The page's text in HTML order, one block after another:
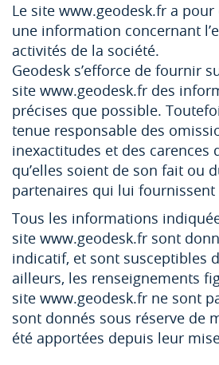
Le site www.geodesk.fr a
une information concernant
activités de la société.
Geodesk s’efforce de fournir
site www.geodesk.fr des
précises que possible.
tenue responsable des
inexactitudes et des carences
qu’elles soient de son fait ou
partenaires qui lui
Tous les informations
site www.geodesk.fr sont
indicatif, et sont susceptibles
ailleurs, les renseignements
site www.geodesk.fr ne sont
sont donnés sous réserve de
été apportées depuis leur